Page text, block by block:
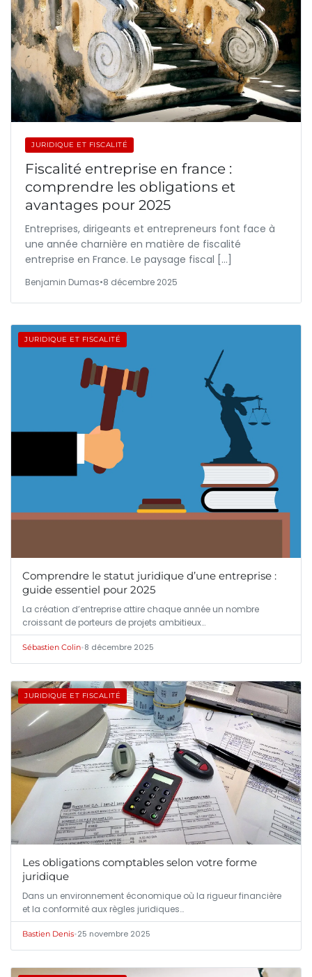
JURIDIQUE ET FISCALITÉ
Fiscalité entreprise en france :
comprendre les obligations et
avantages pour 2025
Entreprises, dirigeants et entrepreneurs font face à
une année charnière en matière de fiscalité
entreprise en France. Le paysage fiscal […]
Benjamin Dumas•8 décembre 2025
JURIDIQUE ET FISCALITÉ
Comprendre le statut juridique d’une entreprise :
guide essentiel pour 2025
La création d’entreprise attire chaque année un nombre
croissant de porteurs de projets ambitieux…
Sébastien Colin•8 décembre 2025
JURIDIQUE ET FISCALITÉ
Les obligations comptables selon votre forme
juridique
Dans un environnement économique où la rigueur financière
et la conformité aux règles juridiques…
Bastien Denis•25 novembre 2025